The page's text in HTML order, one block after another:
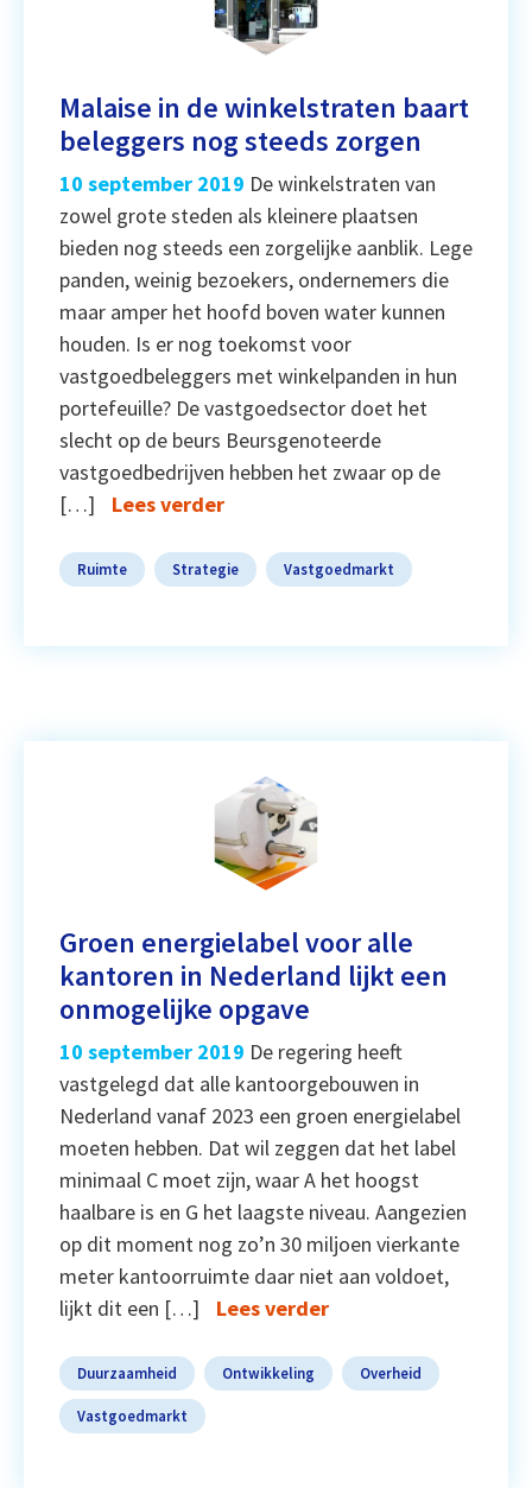
Malaise in de winkelstraten baart
beleggers nog steeds zorgen
10 september 2019 De winkelstraten van
zowel grote steden als kleinere plaatsen
bieden nog steeds een zorgelijke aanblik. Lege
panden, weinig bezoekers, ondernemers die
maar amper het hoofd boven water kunnen
houden. Is er nog toekomst voor
vastgoedbeleggers met winkelpanden in hun
portefeuille? De vastgoedsector doet het
slecht op de beurs Beursgenoteerde
vastgoedbedrijven hebben het zwaar op de
[…]
Lees verder
Ruimte Strategie Vastgoedmarkt
Groen energielabel voor alle
kantoren in Nederland lijkt een
onmogelijke opgave
10 september 2019 De regering heeft
vastgelegd dat alle kantoorgebouwen in
Nederland vanaf 2023 een groen energielabel
moeten hebben. Dat wil zeggen dat het label
minimaal C moet zijn, waar A het hoogst
haalbare is en G het laagste niveau. Aangezien
op dit moment nog zo’n 30 miljoen vierkante
meter kantoorruimte daar niet aan voldoet,
lijkt dit een […]
Lees verder
Duurzaamheid Ontwikkeling Overheid
Vastgoedmarkt